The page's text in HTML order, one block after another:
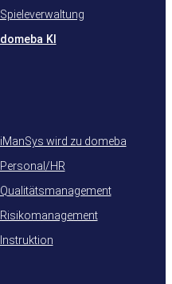
Spieleverwaltung
domeba KI
iManSys wird zu domeba
Personal/HR
Qualitätsmanagement
Risikomanagement
Instruktion